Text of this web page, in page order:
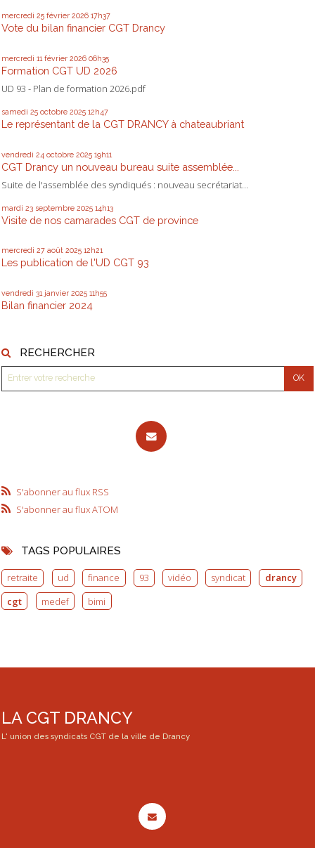
mercredi 25 février 2026 17h37
Vote du bilan financier CGT Drancy
mercredi 11 février 2026 06h35
Formation CGT UD 2026
UD 93 - Plan de formation 2026.pdf
samedi 25 octobre 2025 12h47
Le représentant de la CGT DRANCY à chateaubriant
vendredi 24 octobre 2025 19h11
CGT Drancy un nouveau bureau suite assemblée...
Suite de l'assemblée des syndiqués : nouveau secrétariat...
mardi 23 septembre 2025 14h13
Visite de nos camarades CGT de province
mercredi 27 août 2025 12h21
Les publication de l'UD CGT 93
vendredi 31 janvier 2025 11h55
Bilan financier 2024
RECHERCHER
S'abonner au flux RSS
S'abonner au flux ATOM
TAGS POPULAIRES
retraite ud finance 93 vidéo syndicat
drancy
cgt
medef bimi
LA CGT DRANCY
L' union des syndicats CGT de la ville de Drancy